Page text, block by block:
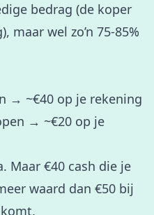
bedrag (de koper
wel zo’n 75-85%
→ ~€40 op je rekening
→ ~€20 op je
Maar €40 cash die je
waard dan €50 bij